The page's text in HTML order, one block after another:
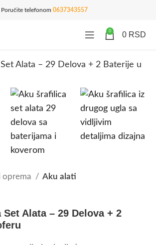
Poručite telefonom 0637343557
0 0 RSD
oprema Aku alati
Alata – 29 Delova + 2